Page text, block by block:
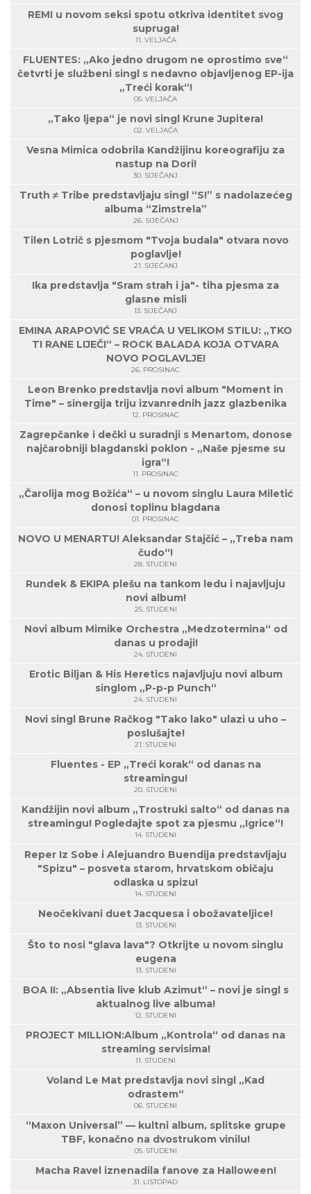
REMI u novom seksi spotu otkriva identitet svog
supruga!
11. VELJAČA
FLUENTES: „Ako jedno drugom ne oprostimo sve“
četvrti je službeni singl s nedavno objavljenog EP-ija
„Treći korak“!
05. VELJAČA
„Tako ljepa“ je novi singl Krune Jupitera!
02. VELJAČA
Vesna Mimica odobrila Kandžijinu koreografiju za
nastup na Dori!
30. SIJEČANJ
Truth ≠ Tribe predstavljaju singl “S!” s nadolazećeg
albuma “Zimstrela”
26. SIJEČANJ
Tilen Lotrič s pjesmom "Tvoja budala" otvara novo
poglavlje!
21. SIJEČANJ
Ika predstavlja "Sram strah i ja"- tiha pjesma za
glasne misli
13. SIJEČANJ
EMINA ARAPOVIĆ SE VRAĆA U VELIKOM STILU: „TKO
TI RANE LIJEČI“ – ROCK BALADA KOJA OTVARA
NOVO POGLAVLJE!
26. PROSINAC
Leon Brenko predstavlja novi album "Moment in
Time" – sinergija triju izvanrednih jazz glazbenika
12. PROSINAC
Zagrepčanke i dečki u suradnji s Menartom, donose
najčarobniji blagdanski poklon - „Naše pjesme su
igra“!
11. PROSINAC
„Čarolija mog Božića“ – u novom singlu Laura Miletić
donosi toplinu blagdana
01. PROSINAC
NOVO U MENARTU! Aleksandar Stajčić – „Treba nam
čudo“!
28. STUDENI
Rundek & EKIPA plešu na tankom ledu i najavljuju
novi album!
25. STUDENI
Novi album Mimike Orchestra „Medzotermina“ od
danas u prodaji!
24. STUDENI
Erotic Biljan & His Heretics najavljuju novi album
singlom „P-p-p Punch“
24. STUDENI
Novi singl Brune Račkog "Tako lako" ulazi u uho –
poslušajte!
21. STUDENI
Fluentes - EP „Treći korak“ od danas na
streamingu!
20. STUDENI
Kandžijin novi album „Trostruki salto“ od danas na
streamingu! Pogledajte spot za pjesmu „Igrice“!
14. STUDENI
Reper Iz Sobe i Alejuandro Buendija predstavljaju
"Spizu" – posveta starom, hrvatskom običaju
odlaska u spizu!
14. STUDENI
Neočekivani duet Jacquesa i obožavateljice!
13. STUDENI
Što to nosi "glava lava"? Otkrijte u novom singlu
eugena
13. STUDENI
BOA II: „Absentia live klub Azimut“ – novi je singl s
aktualnog live albuma!
12. STUDENI
PROJECT MILLION:Album „Kontrola“ od danas na
streaming servisima!
11. STUDENI
Voland Le Mat predstavlja novi singl „Kad
odrastem“
06. STUDENI
“Maxon Universal” — kultni album, splitske grupe
TBF, konačno na dvostrukom vinilu!
05. STUDENI
Macha Ravel iznenadila fanove za Halloween!
31. LISTOPAD